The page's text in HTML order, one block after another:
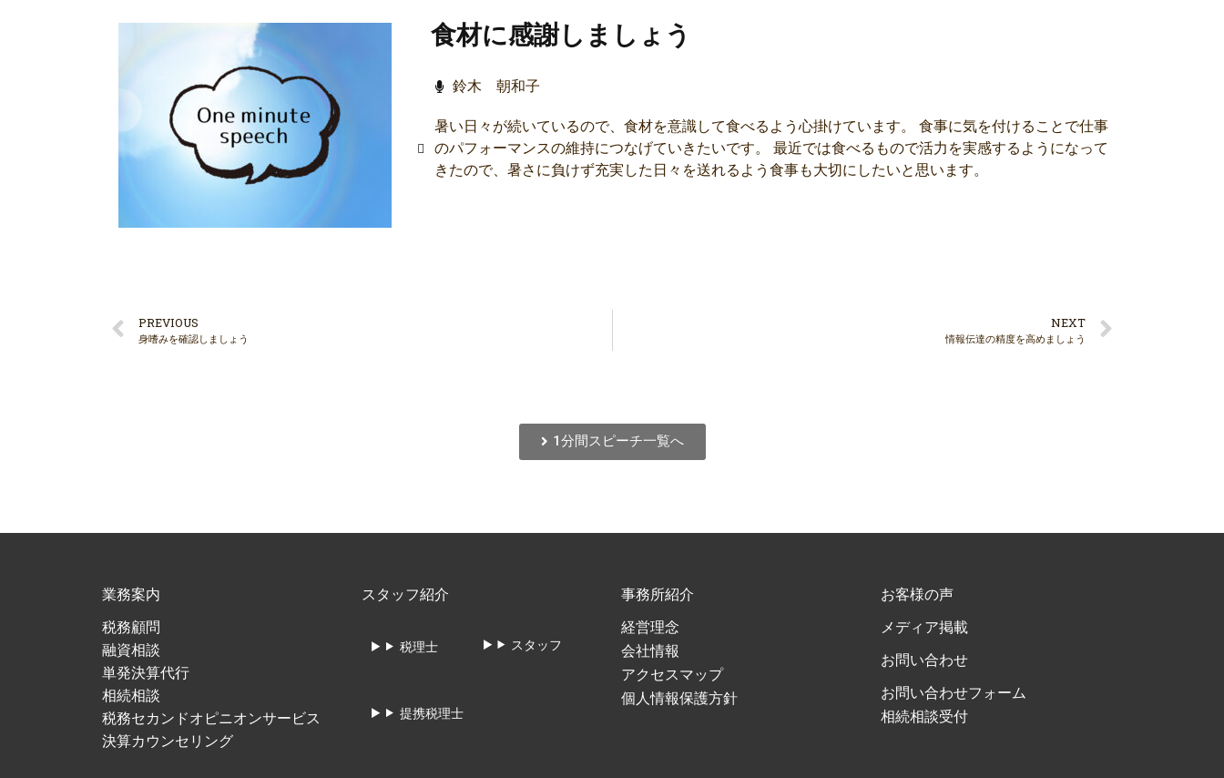
食材に感謝しましょう
鈴木 朝和子
暑い日々が続いているので、食材を意識して食べるよう心掛けています。 食事に気を付けることで仕事
のパフォーマンスの維持につなげていきたいです。 最近では食べるもので活力を実感するようになって
きたので、暑さに負けず充実した日々を送れるよう食事も大切にしたいと思います。
PREVIOUS
身嗜みを確認しましょう
NEXT
情報伝達の精度を高めましょう
1分間スピーチ一覧へ
業務案内
税務顧問
融資相談
単発決算代行
相続相談
税務セカンドオピニオンサービス
決算カウンセリング
スタッフ紹介
税理士
提携税理士
スタッフ
事務所紹介
経営理念
会社情報
アクセスマップ
個人情報保護方針
お客様の声
メディア掲載
お問い合わせ
お問い合わせフォーム
相続相談受付